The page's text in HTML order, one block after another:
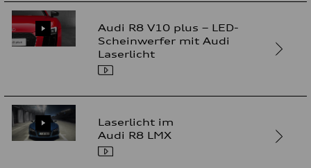
Audi R8 V10 plus – LED-
Scheinwerfer mit Audi
Laserlicht
Laserlicht im
Audi R8 LMX